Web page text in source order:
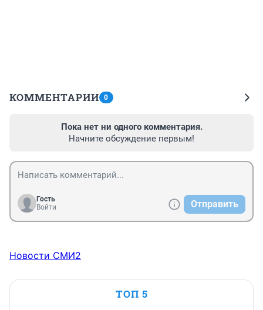
КОММЕНТАРИИ 0
Пока нет ни одного комментария.
Начните обсуждение первым!
Гость
Войти
Отправить
Новости СМИ2
ТОП 5